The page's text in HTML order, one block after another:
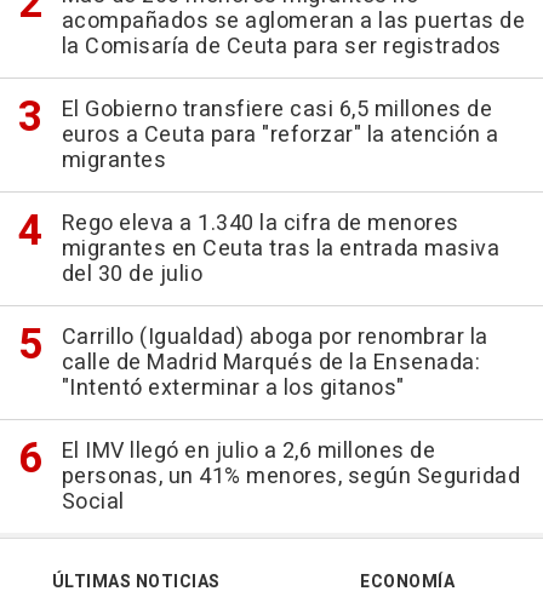
acompañados se aglomeran a las puertas de
la Comisaría de Ceuta para ser registrados
El Gobierno transfiere casi 6,5 millones de
euros a Ceuta para "reforzar" la atención a
migrantes
Rego eleva a 1.340 la cifra de menores
migrantes en Ceuta tras la entrada masiva
del 30 de julio
Carrillo (Igualdad) aboga por renombrar la
calle de Madrid Marqués de la Ensenada:
"Intentó exterminar a los gitanos"
El IMV llegó en julio a 2,6 millones de
personas, un 41% menores, según Seguridad
Social
ÚLTIMAS NOTICIAS
ECONOMÍA